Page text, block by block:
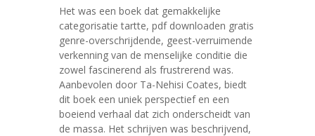
Het was een boek dat gemakkelijke
categorisatie tartte, pdf downloaden gratis
genre-overschrijdende, geest-verruimende
verkenning van de menselijke conditie die
zowel fascinerend als frustrerend was.
Aanbevolen door Ta-Nehisi Coates, biedt
dit boek een uniek perspectief en een
boeiend verhaal dat zich onderscheidt van
de massa. Het schrijven was beschrijvend,